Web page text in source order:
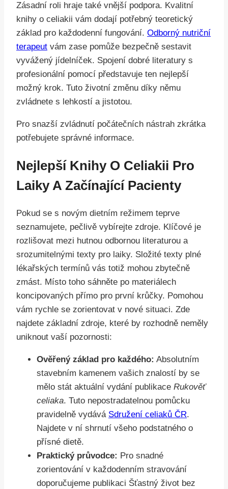
Zásadní roli hraje také vnější podpora. Kvalitní
knihy o celiakii vám dodají potřebný teoretický
základ pro každodenní fungování. Odborný nutriční
terapeut vám zase pomůže bezpečně sestavit
vyvážený jídelníček. Spojení dobré literatury s
profesionální pomocí představuje ten nejlepší
možný krok. Tuto životní změnu díky němu
zvládnete s lehkostí a jistotou.
Pro snazší zvládnutí počátečních nástrah zkrátka
potřebujete správné informace.
Nejlepší Knihy O Celiakii Pro
Laiky A Začínající Pacienty
Pokud se s novým dietním režimem teprve
seznamujete, pečlivě vybírejte zdroje. Klíčové je
rozlišovat mezi hutnou odbornou literaturou a
srozumitelnými texty pro laiky. Složité texty plné
lékařských termínů vás totiž mohou zbytečně
zmást. Místo toho sáhněte po materiálech
koncipovaných přímo pro první krůčky. Pomohou
vám rychle se zorientovat v nové situaci. Zde
najdete základní zdroje, které by rozhodně neměly
uniknout vaší pozornosti:
Ověřený základ pro každého: Absolutním
stavebním kamenem vašich znalostí by se
mělo stát aktuální vydání publikace Rukověť
celiaka. Tuto nepostradatelnou pomůcku
pravidelně vydává Sdružení celiaků ČR.
Najdete v ní shrnutí všeho podstatného o
přísné dietě.
Praktický průvodce: Pro snadné
zorientování v každodenním stravování
doporučujeme publikaci Šťastný život bez